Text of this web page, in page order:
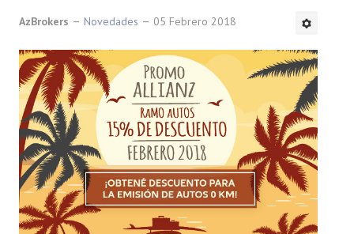
COMPAÑIAS Y PRODUCTOS
CONTACTANOS
AzBrokers Novedades 05 Febrero 2018